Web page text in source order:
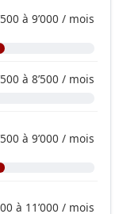
à 9’000 / mois
à 8’500 / mois
à 9’000 / mois
à 11’000 / mois